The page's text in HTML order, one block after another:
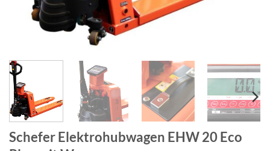
Schefer Elektrohubwagen EHW 20 Eco